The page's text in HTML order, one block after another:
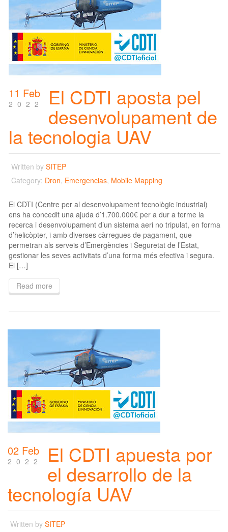
11 Feb
2022 El CDTI aposta pel
desenvolupament de
la tecnologia UAV
Written by SITEP
Category: Dron, Emergencias, Mobile Mapping
El CDTI (Centre per al desenvolupament tecnològic industrial)
ens ha concedit una ajuda d’1.700.000€ per a dur a terme la
recerca i desenvolupament d’un sistema aeri no tripulat, en forma
d’helicòpter, i amb diverses càrregues de pagament, que
permetran als serveis d’Emergències i Seguretat de l’Estat,
gestionar les seves activitats d’una forma més efectiva i segura.
El […]
Read more
02 Feb
2022 El CDTI apuesta por
el desarrollo de la
tecnología UAV
Written by SITEP